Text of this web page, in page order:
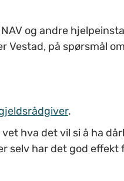
og andre
Vestad, på spørsmål
.
hva det vil si å ha
selv har det god effekt